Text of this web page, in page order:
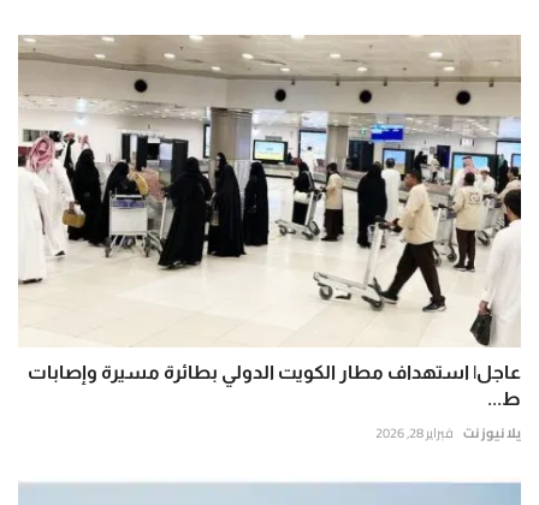
عاجل| استهداف مطار الكويت الدولي بطائرة مسيرة وإصابات
ط...
يلا نيوز نت فبراير 28, 2026